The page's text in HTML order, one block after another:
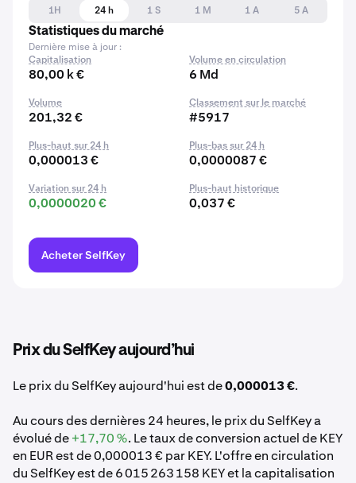
1H 24 h 1 S 1 M 1 A
5 A
Statistiques du marché
Dernière mise à jour :
Capitalisation
80,00 k €
Volume en circulation
6 Md
Volume
201,32 €
Classement sur le marché
#5917
Plus-haut sur 24 h
0,000013 €
Plus-bas sur 24 h
0,0000087 €
Variation sur 24 h
0,0000020 €
Plus-haut historique
0,037 €
Acheter SelfKey
Prix du SelfKey aujourd’hui
Le prix du SelfKey aujourd'hui est de0,000013 €.
Au cours des dernières 24 heures, le prix du SelfKey a
évolué de+17,70 %. Le taux de conversion actuel de KEY
en EUR est de 0,000013 € par KEY. L'offre en circulation
du SelfKey est de 6 015 263 158 KEY et la capitalisation